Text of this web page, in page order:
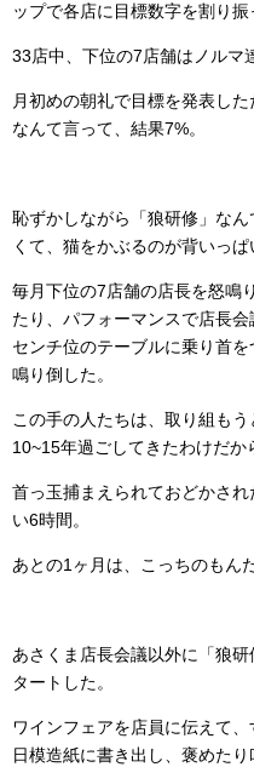
ップで各店に目標数字を割り振
33店中、下位の7店舗はノルマ
月初めの朝礼で目標を発表し
なんて言って、結果7%。
恥ずかしながら「狼研修」な
くて、猫をかぶるのが背いっぱ
毎月下位の7店舗の店長を怒鳴
たり、パフォーマンスで店長
センチ位のテーブルに乗り首
鳴り倒した。
この手の人たちは、取り組も
10~15年過ごしてきたわけだか
首っ玉捕まえられておどかさ
い6時間。
あとの1ヶ月は、こっちのもん
あさくま店長会議以外に「狼
タートした。
ワインフェアを店員に伝えて
日模造紙に書き出し、褒めた